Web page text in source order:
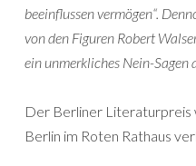
beeinflussen vermögen“.
von den Figuren Robert
ein unmerkliches Nein-Sagen
Der Berliner Literaturpreis
Berlin im Roten Rathaus